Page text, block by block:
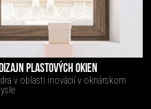
PLASTOVÝCH OKIEN
v oblasti inovácií v oknárskom